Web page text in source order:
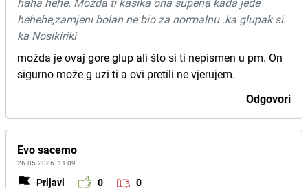
hehehe,zamjeni bolan ne bio za normalnu .ka glupak si.
ka Nosikiriki
možda je ovaj gore glup ali što si ti nepismen u pm. On
sigurno može g uzi ti a ovi pretili ne vjerujem.
Odgovori
Evo sacemo
26.05.2026. 11:09
Prijavi 0 0